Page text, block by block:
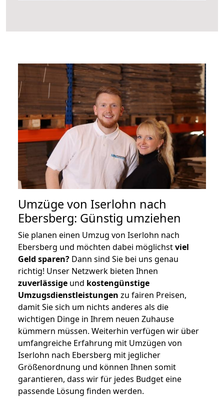
Umzüge von Iserlohn nach
Ebersberg: Günstig umziehen
Sie planen einen Umzug von Iserlohn nach
Ebersberg und möchten dabei möglichstviel
Geld sparen? Dann sind Sie bei uns genau
richtig! Unser Netzwerk bieten Ihnen
zuverlässige und kostengünstige
Umzugsdienstleistungen zu fairen Preisen,
damit Sie sich um nichts anderes als die
wichtigen Dinge in Ihrem neuen Zuhause
kümmern müssen. Weiterhin verfügen wir über
umfangreiche Erfahrung mit Umzügen von
Iserlohn nach Ebersberg mit jeglicher
Größenordnung und können Ihnen somit
garantieren, dass wir für jedes Budget eine
passende Lösung finden werden.